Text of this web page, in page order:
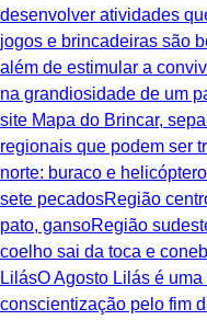
desenvolver atividades
jogos e brincadeiras são
além de estimular a
na grandiosidade de um
site Mapa do Brincar,
regionais que podem ser
norte: buraco e
sete pecadosRegião
pato, gansoRegião
coelho sai da toca e
LilásO Agosto Lilás é
conscientização pelo fim